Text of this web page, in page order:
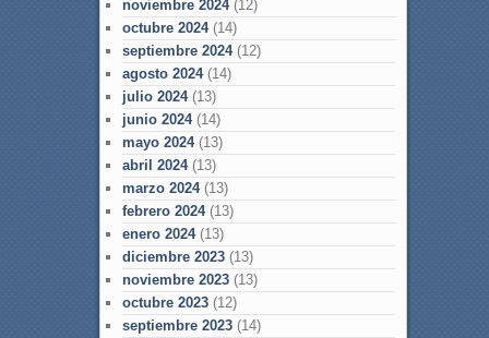
noviembre 2024(12)
octubre 2024(14)
septiembre 2024(12)
agosto 2024(14)
julio 2024(13)
junio 2024(14)
mayo 2024(13)
abril 2024(13)
marzo 2024(13)
febrero 2024(13)
enero 2024(13)
diciembre 2023(13)
noviembre 2023(13)
octubre 2023(12)
septiembre 2023(14)